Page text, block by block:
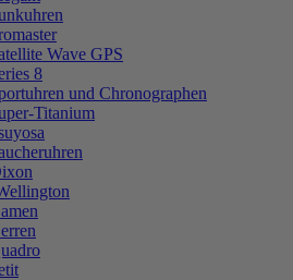
Wave GPS
8
und Chronographen
Titanium